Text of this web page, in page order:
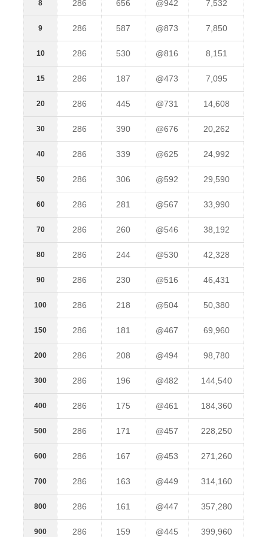
8 286 656 @942 7,532
9 286 587 @873 7,850
10 286 530 @816 8,151
15 286 187 @473 7,095
20 286 445 @731 14,608
30 286 390 @676 20,262
40 286 339 @625 24,992
50 286 306 @592 29,590
60 286 281 @567 33,990
70 286 260 @546 38,192
80 286 244 @530 42,328
90 286 230 @516 46,431
100 286 218 @504 50,380
150 286 181 @467 69,960
200 286 208 @494 98,780
300 286 196 @482 144,540
400 286 175 @461 184,360
500 286 171 @457 228,250
600 286 167 @453 271,260
700 286 163 @449 314,160
800 286 161 @447 357,280
900 286 159 @445 399,960